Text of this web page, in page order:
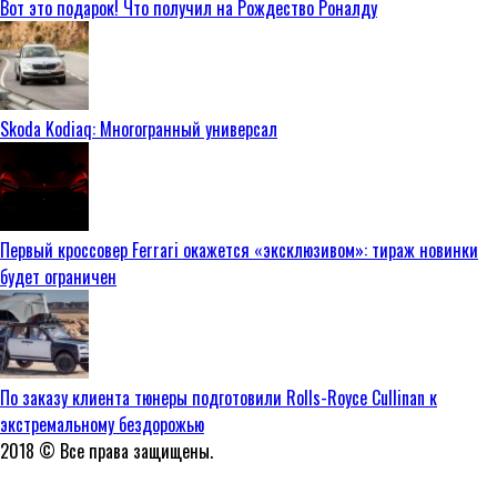
Вот это подарок! Что получил на Рождество Роналду
Skoda Kodiaq: Многогранный универсал
Первый кроссовер Ferrari окажется «эксклюзивом»: тираж новинки
будет ограничен
По заказу клиента тюнеры подготовили Rolls-Royce Cullinan к
экстремальному бездорожью
2018 © Все права защищены.